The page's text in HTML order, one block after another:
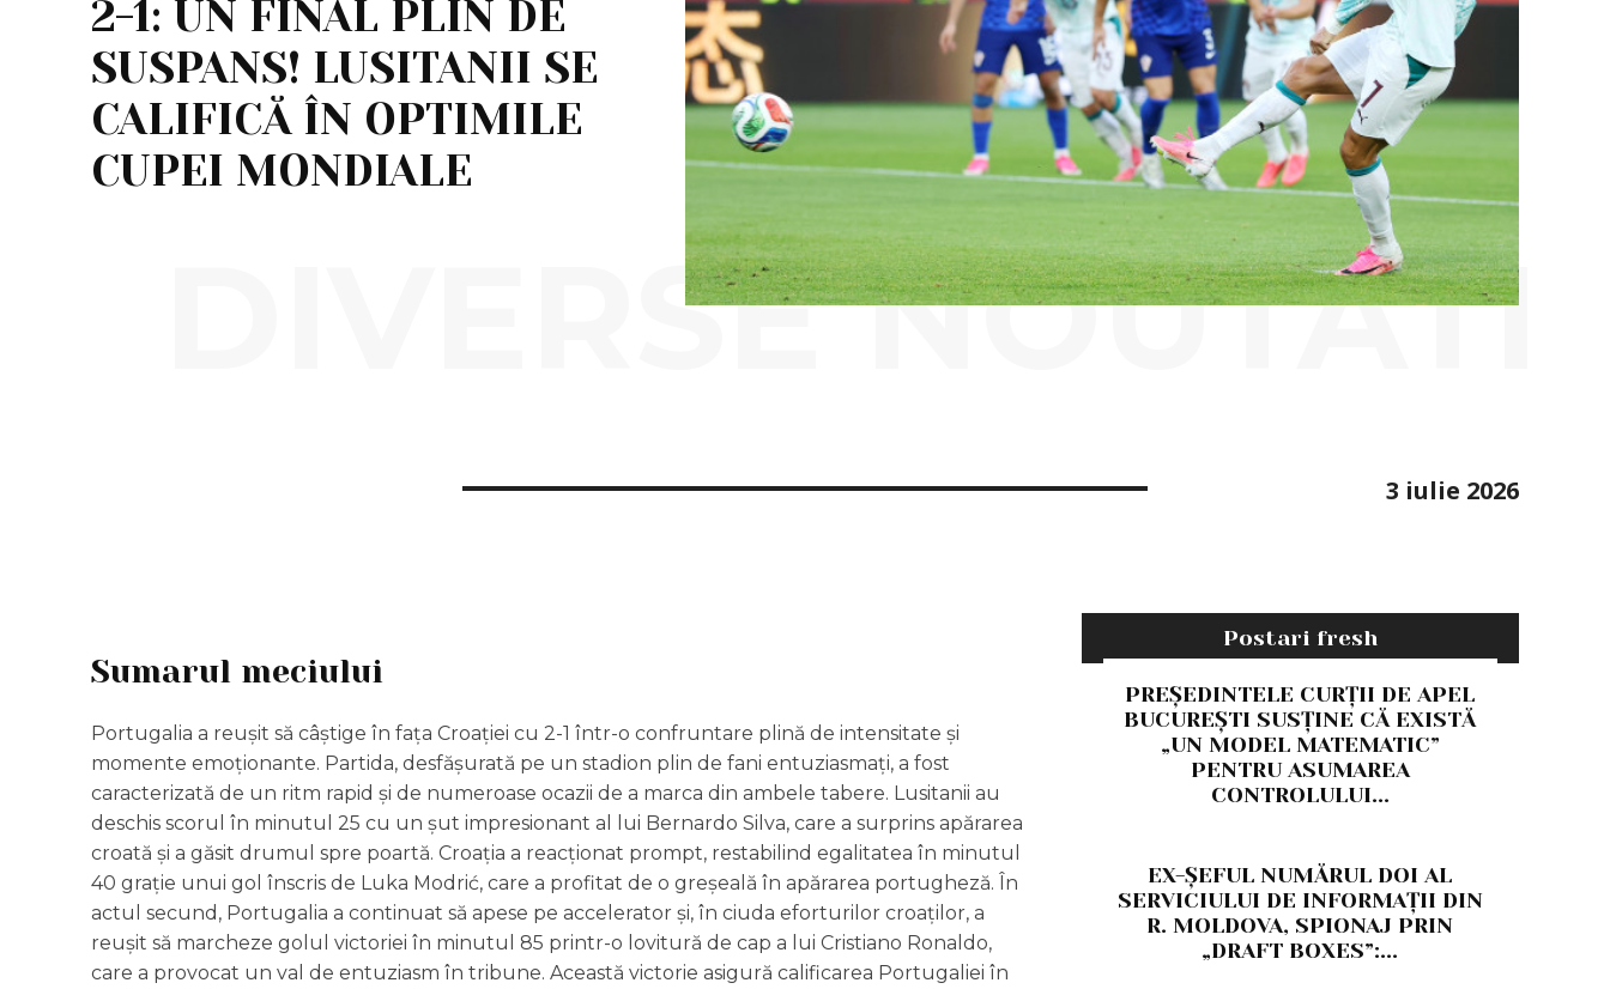
2-1: UN FINAL PLIN DE
SUSPANS! LUSITANII SE
CALIFICĂ ÎN OPTIMILE
CUPEI MONDIALE
DIVERSE NOUTATI
3 iulie 2026
Sumarul meciului
Portugalia a reușit să câștige în fața Croației cu 2-1 într-o confruntare plină de intensitate și
momente emoționante. Partida, desfășurată pe un stadion plin de fani entuziasmați, a fost
caracterizată de un ritm rapid și de numeroase ocazii de a marca din ambele tabere. Lusitanii au
deschis scorul în minutul 25 cu un șut impresionant al lui Bernardo Silva, care a surprins apărarea
croată și a găsit drumul spre poartă. Croația a reacționat prompt, restabilind egalitatea în minutul
40 grație unui gol înscris de Luka Modrić, care a profitat de o greșeală în apărarea portugheză. În
actul secund, Portugalia a continuat să apese pe accelerator și, în ciuda eforturilor croaților, a
reușit să marcheze golul victoriei în minutul 85 printr-o lovitură de cap a lui Cristiano Ronaldo,
care a provocat un val de entuziasm în tribune. Această victorie asigură calificarea Portugaliei în
Postari fresh
PREȘEDINTELE CURȚII DE APEL
BUCUREȘTI SUSȚINE CĂ EXISTĂ
„UN MODEL MATEMATIC”
PENTRU ASUMAREA
CONTROLULUI...
EX-ȘEFUL NUMĂRUL DOI AL
SERVICIULUI DE INFORMAȚII DIN
R. MOLDOVA, SPIONAJ PRIN
„DRAFT BOXES”:...